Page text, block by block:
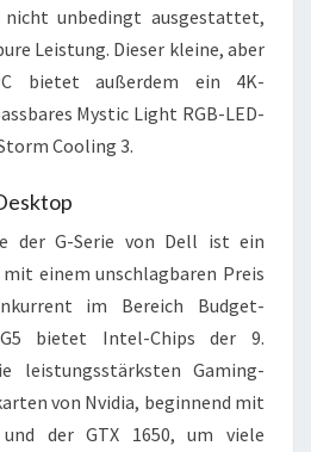
unbedingt ausgestattet,
Leistung. Dieser kleine, aber
bietet außerdem ein 4K-
Mystic Light RGB-LED-
Cooling 3.
der G-Serie von Dell ist ein
einem unschlagbaren Preis
im Bereich Budget-
bietet Intel-Chips der 9.
leistungsstärksten Gaming-
von Nvidia, beginnend mit
der GTX 1650, um viele